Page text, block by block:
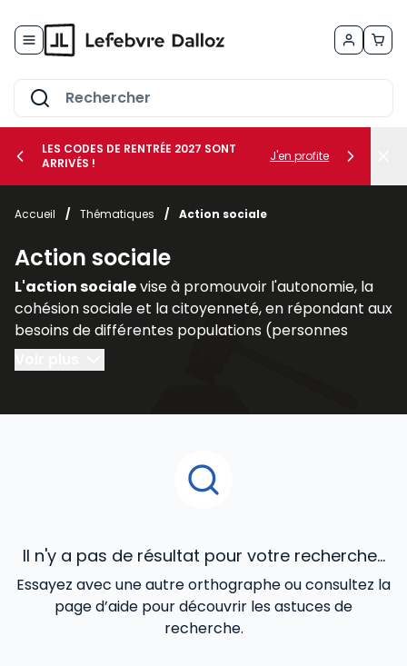
le sous-menu Vos métiers
le sous-menu Vos besoins
LES CODES DE RENTRÉE 2027 SONT
ARRIVÉS !
J'en profite
Accueil / Thématiques / Action sociale
Action sociale
L'action socialevise à promouvoir l'autonomie, la
cohésion sociale et la citoyenneté, en répondant aux
besoins de différentes populations (personnes
handicapées, personnes âgées, familles
vulnérables).
Pour aider les professionnels du secteur –
mieux remplir leurs missions,
accompagne avec une information utile et
temps réel, des exemples de bonnes pratiques…
Il n'y a pas de résultat pour votre recherche...
Essayez avec une autre orthographe ou consultez la
page d’aide pour découvrir les astuces de
recherche.